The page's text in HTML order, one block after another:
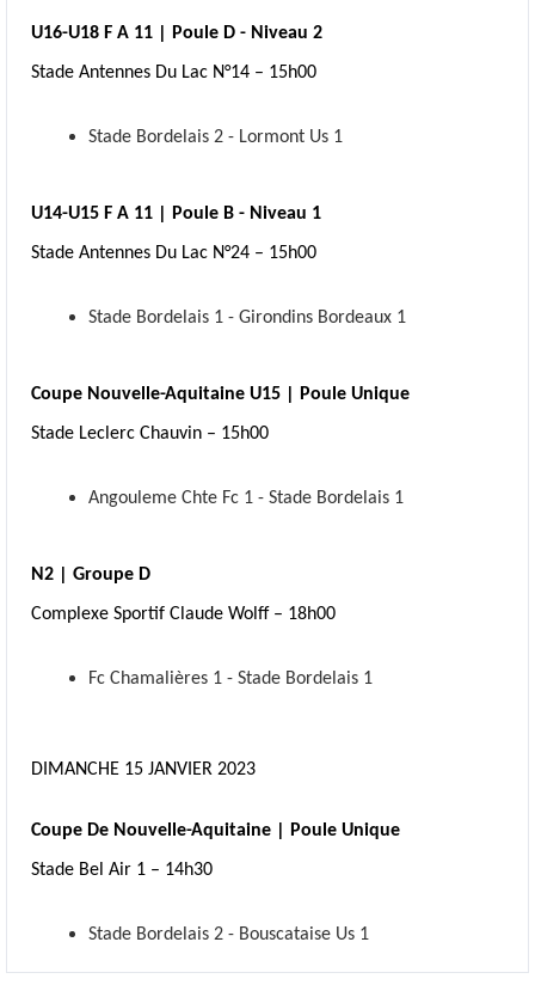
U16-U18 F A 11 | Poule D - Niveau 2
Stade Antennes Du Lac N°14 – 15h00
Stade Bordelais 2 - Lormont Us 1
U14-U15 F A 11 | Poule B - Niveau 1
Stade Antennes Du Lac N°24 – 15h00
Stade Bordelais 1 - Girondins Bordeaux 1
Coupe Nouvelle-Aquitaine U15 | Poule Unique
Stade Leclerc Chauvin – 15h00
Angouleme Chte Fc 1 - Stade Bordelais 1
N2 | Groupe D
Complexe Sportif Claude Wolff – 18h00
Fc Chamalières 1 - Stade Bordelais 1
DIMANCHE 15 JANVIER 2023
Coupe De Nouvelle-Aquitaine | Poule Unique
Stade Bel Air 1 – 14h30
Stade Bordelais 2 - Bouscataise Us 1